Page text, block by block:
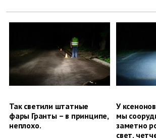
Так светили штатные
фары Гранты – в принципе,
неплохо.
У
мы
заметно
свет,